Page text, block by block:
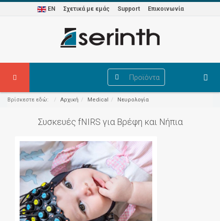
EN Σχετικά με εμάς Support Επικοινωνία
Προϊόντα
Βρίσκεστε εδώ: Αρχική Medical Νευρολογία
Συσκευές fNIRS για Βρέφη και Νήπια